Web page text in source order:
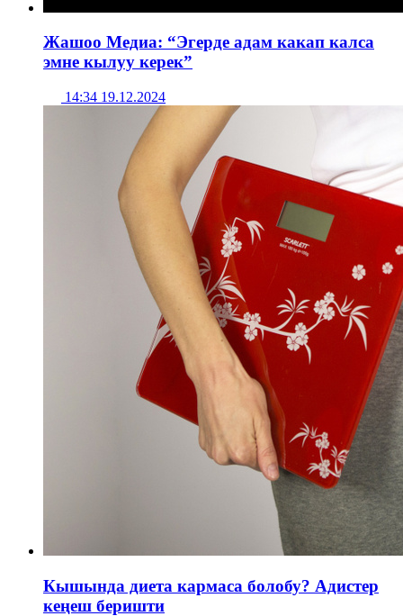
Жашоо Медиа: “Эгерде адам какап калса
эмне кылуу керек”
14:34 19.12.2024
Кышында диета кармаса болобу? Адистер
кеңеш беришти